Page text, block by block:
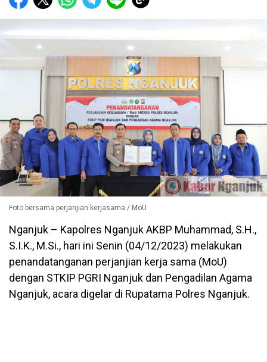
Foto bersama perjanjian kerjasama / MoU
Nganjuk – Kapolres Nganjuk AKBP Muhammad, S.H.,
S.I.K., M.Si., hari ini Senin (04/12/2023) melakukan
penandatanganan perjanjian kerja sama (MoU)
dengan STKIP PGRI Nganjuk dan Pengadilan Agama
Nganjuk, acara digelar di Rupatama Polres Nganjuk.